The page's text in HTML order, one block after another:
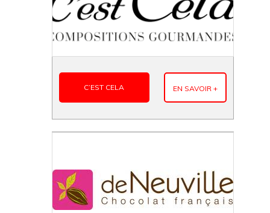
C’EST CELA EN SAVOIR +